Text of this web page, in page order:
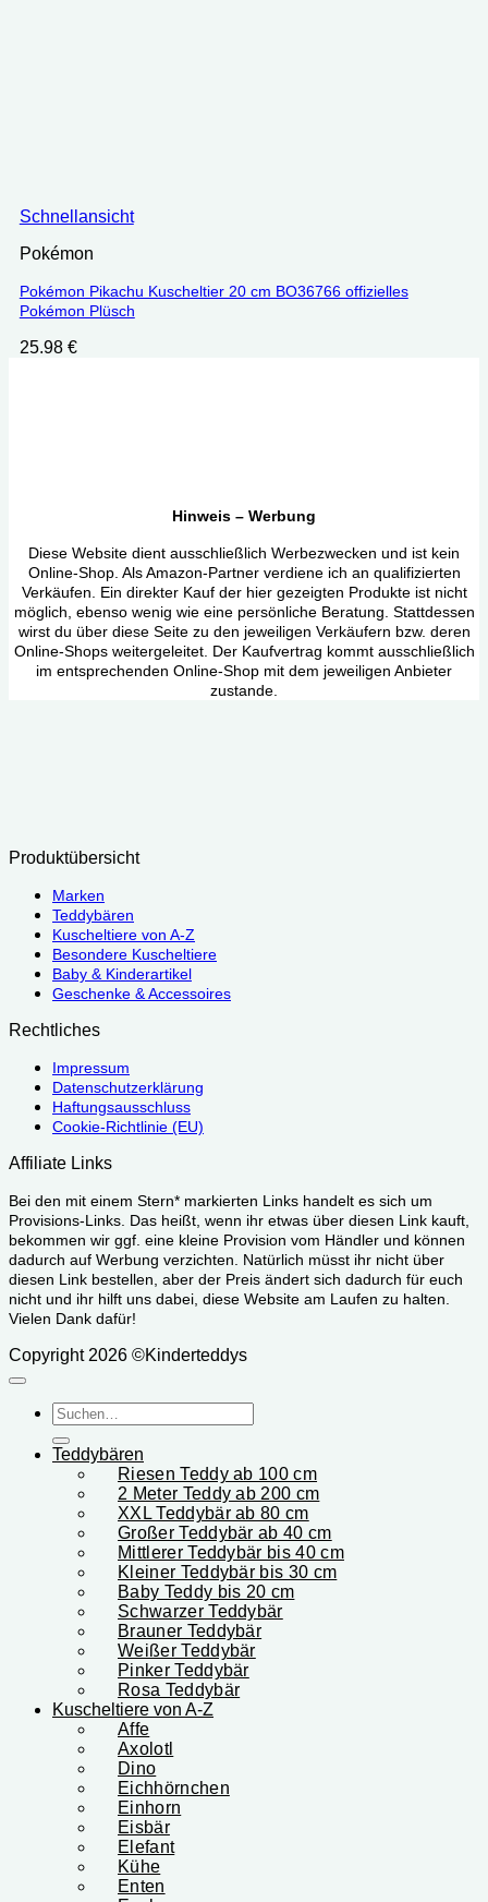
Schnellansicht
Pokémon
Pokémon Pikachu Kuscheltier 20 cm BO36766 offizielles
Pokémon Plüsch
25.98 €
Hinweis – Werbung
Diese Website dient ausschließlich Werbezwecken und ist kein
Online-Shop. Als Amazon-Partner verdiene ich an qualifizierten
Verkäufen. Ein direkter Kauf der hier gezeigten Produkte ist nicht
möglich, ebenso wenig wie eine persönliche Beratung. Stattdessen
wirst du über diese Seite zu den jeweiligen Verkäufern bzw. deren
Online-Shops weitergeleitet. Der Kaufvertrag kommt ausschließlich
im entsprechenden Online-Shop mit dem jeweiligen Anbieter
zustande.
Produktübersicht
Marken
Teddybären
Kuscheltiere von A-Z
Besondere Kuscheltiere
Baby & Kinderartikel
Geschenke & Accessoires
Rechtliches
Impressum
Datenschutzerklärung
Haftungsausschluss
Cookie-Richtlinie (EU)
Affiliate Links
Bei den mit einem Stern* markierten Links handelt es sich um
Provisions-Links. Das heißt, wenn ihr etwas über diesen Link kauft,
bekommen wir ggf. eine kleine Provision vom Händler und können
dadurch auf Werbung verzichten. Natürlich müsst ihr nicht über
diesen Link bestellen, aber der Preis ändert sich dadurch für euch
nicht und ihr hilft uns dabei, diese Website am Laufen zu halten.
Vielen Dank dafür!
Copyright 2026 ©Kinderteddys
Suchen
nach:
Teddybären
Riesen Teddy ab 100 cm
2 Meter Teddy ab 200 cm
XXL Teddybär ab 80 cm
Großer Teddybär ab 40 cm
Mittlerer Teddybär bis 40 cm
Kleiner Teddybär bis 30 cm
Baby Teddy bis 20 cm
Schwarzer Teddybär
Brauner Teddybär
Weißer Teddybär
Pinker Teddybär
Rosa Teddybär
Kuscheltiere von A-Z
Affe
Axolotl
Dino
Eichhörnchen
Einhorn
Eisbär
Elefant
Kühe
Enten